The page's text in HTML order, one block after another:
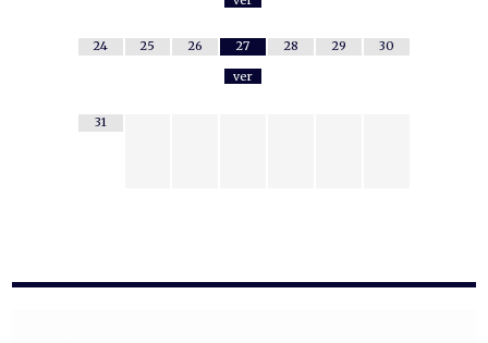
24 25 26
27
ver
28 29 30
31